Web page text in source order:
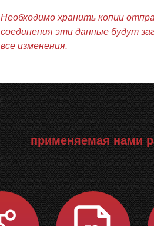
Необходимо хранить копии
соединения эти данные будут
все изменения.
применяемая нами